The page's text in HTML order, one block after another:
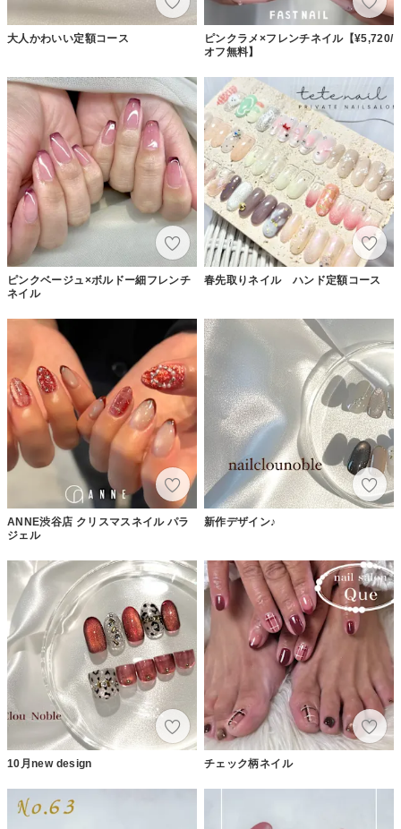
大人かわいい定額コース
ピンクラメ×フレンチネイル【¥5,720/
オフ無料】
ピンクベージュ×ボルドー細フレンチ
ネイル
春先取りネイル ハンド定額コース
ANNE渋谷店 クリスマスネイル パラ
ジェル
新作デザイン♪
10月new design チェック柄ネイル